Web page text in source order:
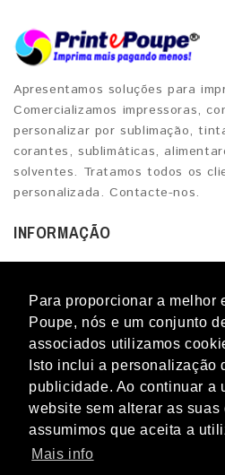
Para proporcionar a melhor
Poupe, nós e um conjunto
associados utilizamos
Isto inclui a personalização
publicidade. Ao continuar a
website sem alterar as suas
assumimos que aceita a
Mais info
Apresentamos soluções para
Comercializamos impressoras,
personalizar por sublimação,
corantes, sublimáticas,
solventes. Tratamos todos os
personalizada. Contacte-nos.
INFORMAÇÃO
CONTACTO
Blog Novidades
frequentes
Mapa do Site